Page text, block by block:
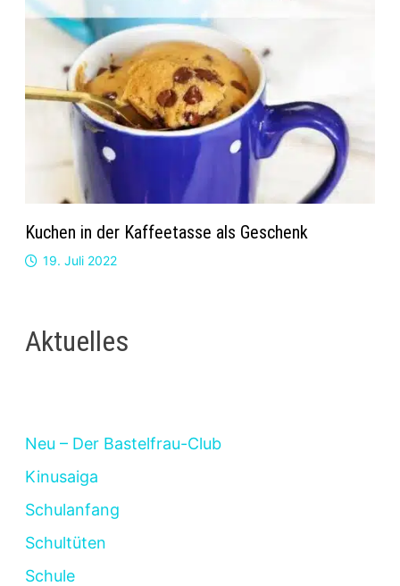
Kuchen in der Kaffeetasse als Geschenk
19. Juli 2022
Aktuelles
Neu – Der Bastelfrau-Club
Kinusaiga
Schulanfang
Schultüten
Schule